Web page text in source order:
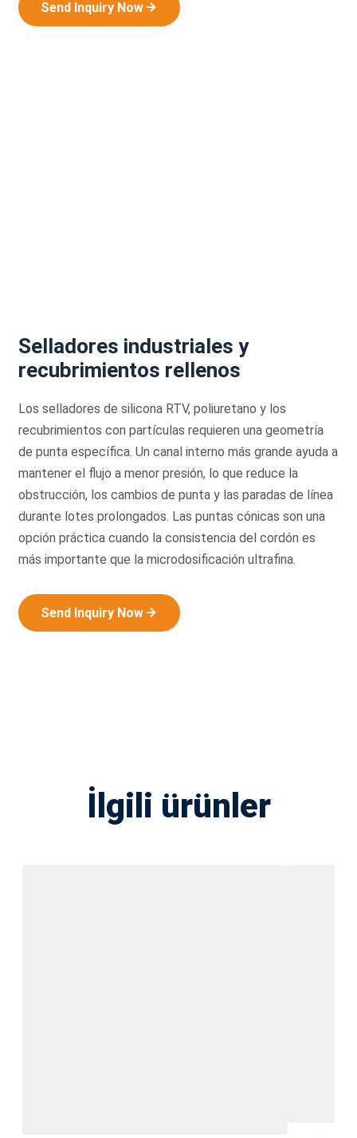
Send Inquiry Now
Selladores industriales y
recubrimientos rellenos
Los selladores de silicona RTV, poliuretano y los
recubrimientos con partículas requieren una geometría
de punta específica. Un canal interno más grande ayuda a
mantener el flujo a menor presión, lo que reduce la
obstrucción, los cambios de punta y las paradas de línea
durante lotes prolongados. Las puntas cónicas son una
opción práctica cuando la consistencia del cordón es
más importante que la microdosificación ultrafina.
Send Inquiry Now
İlgili ürünler